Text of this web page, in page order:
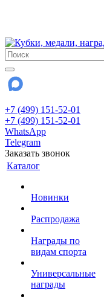
+7 (499) 151-52-01
+7 (499) 151-52-01
WhatsApp
Telegram
Заказать звонок
Каталог
Новинки
Распродажа
Награды по
видам спорта
Универсальные
награды